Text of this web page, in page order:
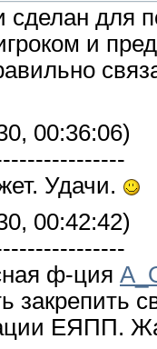
сделан для
и
00:36:06)
Удачи.
00:42:42)
ф-ция
закрепить
ЕЯПП.